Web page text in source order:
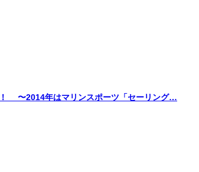
！ 〜2014年はマリンスポーツ「セーリング…